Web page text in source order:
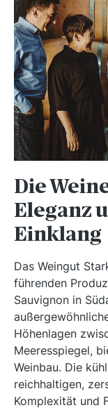
Die
Eleganz
Einklang
Das Weingut
führenden
Sauvignon in
Höhenlagen
Meeresspiegel,
Weinbau. Die
reichhaltigen,
Komplexität und